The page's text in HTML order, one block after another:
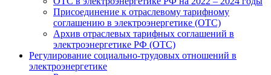
Присоединение к отраслевому тарифному
соглашению в электроэнергетике (ОТС)
Архив отраслевых тарифных соглашений в
электроэнергетике РФ (ОТС)
Регулирование социально-трудовых отношений в
электроэнергетике